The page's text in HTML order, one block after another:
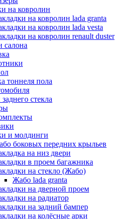
на ковролин
на ковролин lada granta
на ковролин lada vesta
на ковролин renault duster
салона
тоннеля пола
стекла
и молдинги
боковых передних крыльев
на низ двери
в проем багажника
на стекло (Жабо)
Жабо lada granta
на дверной проем
на радиатор
на задний бампер
на колёсные арки